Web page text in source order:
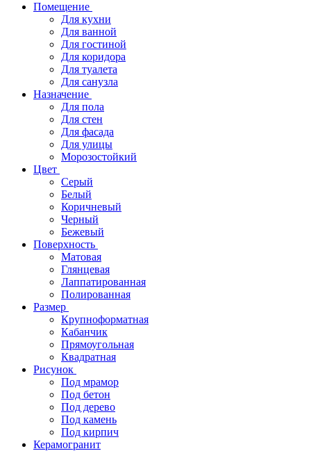
Помещение
Для кухни
Для ванной
Для гостиной
Для коридора
Для туалета
Для санузла
Назначение
Для пола
Для стен
Для фасада
Для улицы
Морозостойкий
Цвет
Серый
Белый
Коричневый
Черный
Бежевый
Поверхность
Матовая
Глянцевая
Лаппатированная
Полированная
Размер
Крупноформатная
Кабанчик
Прямоугольная
Квадратная
Рисунок
Под мрамор
Под бетон
Под дерево
Под камень
Под кирпич
Керамогранит